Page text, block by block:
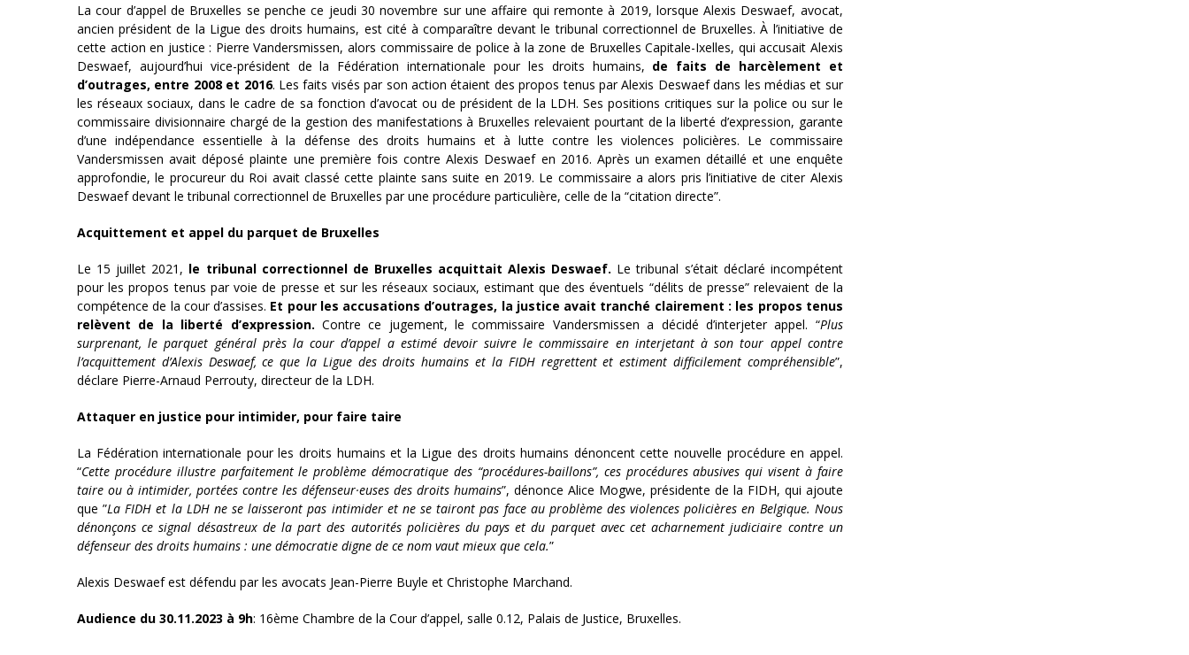
La cour d’appel de Bruxelles se penche ce jeudi 30 novembre sur une affaire qui remonte à 2019, lorsque Alexis Deswaef, avocat,
ancien président de la Ligue des droits humains, est cité à comparaître devant le tribunal correctionnel de Bruxelles.À l’initiative de
cette action en justice : Pierre Vandersmissen, alors commissaire de police à la zone de Bruxelles Capitale-Ixelles, qui accusait Alexis
Deswaef, aujourd’hui vice-président de la Fédération internationale pour les droits humains, de faits de harcèlement et
d’outrages, entre 2008 et 2016. Les faits visés par son action étaient des propos tenus par Alexis Deswaef dans les médias et sur
les réseaux sociaux, dans le cadre de sa fonction d’avocat ou de président de la LDH. Ses positions critiques sur la police ou sur le
commissaire divisionnaire chargé de la gestion des manifestations à Bruxelles relevaient pourtant de la liberté d’expression, garante
d’une indépendance essentielle à la défense des droits humains et à lutte contre les violences policières. Le commissaire
Vandersmissen avait déposé plainte une première fois contre Alexis Deswaef en 2016. Après un examen détaillé et une enquête
approfondie, le procureur du Roi avait classé cette plainte sans suite en 2019. Le commissaire a alors pris l’initiative de citer Alexis
Deswaef devant le tribunal correctionnel de Bruxelles par une procédure particulière, celle de la “citation directe”.
Acquittement et appel du parquet de Bruxelles
Le 15 juillet 2021, le tribunal correctionnel de Bruxelles acquittait Alexis Deswaef. Le tribunal s’était déclaré incompétent
pour les propos tenus par voie de presse et sur les réseaux sociaux, estimant que des éventuels “délits de presse” relevaient de la
compétence de la cour d’assises. Et pour les accusations d’outrages, la justice avait tranché clairement : les propos tenus
relèvent de la liberté d’expression. Contre ce jugement, le commissaire Vandersmissen a décidé d’interjeter appel. “Plus
surprenant, le parquet général près la cour d’appel a estimé devoir suivre le commissaire en interjetant à son tour appel contre
l’acquittement d’Alexis Deswaef, ce que la Ligue des droits humains et la FIDH regrettent et estiment difficilement compréhensible”,
déclare Pierre-Arnaud Perrouty, directeur de la LDH.
Attaquer en justice pour intimider, pour faire taire
La Fédération internationale pour les droits humains et la Ligue des droits humains dénoncent cette nouvelle procédure en appel.
“Cette procédure illustre parfaitement le problème démocratique des “procédures-baillons”, ces procédures abusives qui visent à faire
taire ou à intimider, portées contre les défenseur·euses des droits humains”, dénonce Alice Mogwe, présidente de la FIDH, qui ajoute
que ”La FIDH et la LDH ne se laisseront pas intimider et ne se tairont pas face au problème des violences policières en Belgique. Nous
dénonçons ce signal désastreux de la part des autorités policières du pays et du parquet avec cet acharnement judiciaire contre un
défenseur des droits humains : une démocratie digne de ce nom vaut mieux que cela.”
Alexis Deswaef est défendu par les avocats Jean-Pierre Buyle et Christophe Marchand.
Audience du 30.11.2023 à 9h: 16ème Chambre de la Cour d’appel, salle 0.12, Palais de Justice, Bruxelles.